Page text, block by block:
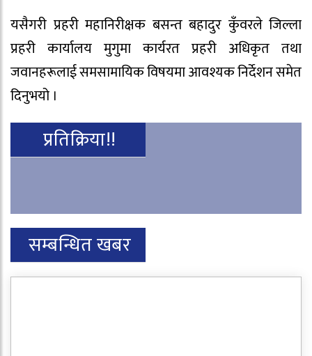
यसैगरी प्रहरी महानिरीक्षक बसन्त बहादुर कुँवरले जिल्ला
प्रहरी कार्यालय मुगुमा कार्यरत प्रहरी अधिकृत तथा
जवानहरूलाई समसामायिक विषयमा आवश्यक निर्देशन समेत
दिनुभयो ।
प्रतिक्रिया!!
सम्बन्धित खबर